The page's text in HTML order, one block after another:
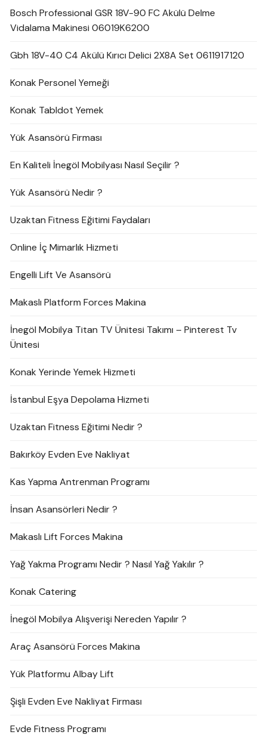
Bosch Professional GSR 18V-90 FC Akülü Delme
Vidalama Makinesi 06019K6200
Gbh 18V-40 C4 Akülü Kırıcı Delici 2X8A Set 0611917120
Konak Personel Yemeği
Konak Tabldot Yemek
Yük Asansörü Firması
En Kaliteli İnegöl Mobilyası Nasıl Seçilir ?
Yük Asansörü Nedir ?
Uzaktan Fitness Eğitimi Faydaları
Online İç Mimarlık Hizmeti
Engelli Lift Ve Asansörü
Makaslı Platform Forces Makina
İnegöl Mobilya Titan TV Ünitesi Takımı – Pinterest Tv
Ünitesi
Konak Yerinde Yemek Hizmeti
İstanbul Eşya Depolama Hizmeti
Uzaktan Fitness Eğitimi Nedir ?
Bakırköy Evden Eve Nakliyat
Kas Yapma Antrenman Programı
İnsan Asansörleri Nedir ?
Makaslı Lift Forces Makina
Yağ Yakma Programı Nedir ? Nasıl Yağ Yakılır ?
Konak Catering
İnegöl Mobilya Alışverişi Nereden Yapılır ?
Araç Asansörü Forces Makina
Yük Platformu Albay Lift
Şişli Evden Eve Nakliyat Firması
Evde Fitness Programı